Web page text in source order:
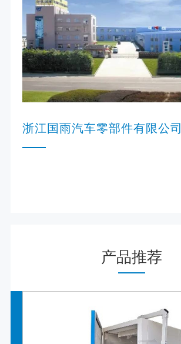
浙江国雨汽车零部件有限公司
产品推荐